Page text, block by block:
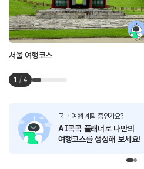
서울 여행코스
1 / 4
국내 여행 계획 중인가요?
AI콕콕 플래너로 나만의
여행코스를 생성해 보세요!